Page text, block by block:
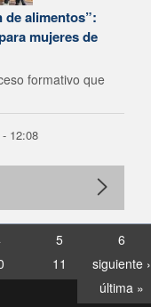
de alimentos”:
mujeres de
formativo que
12:08
5
6
11
siguiente ›
última »